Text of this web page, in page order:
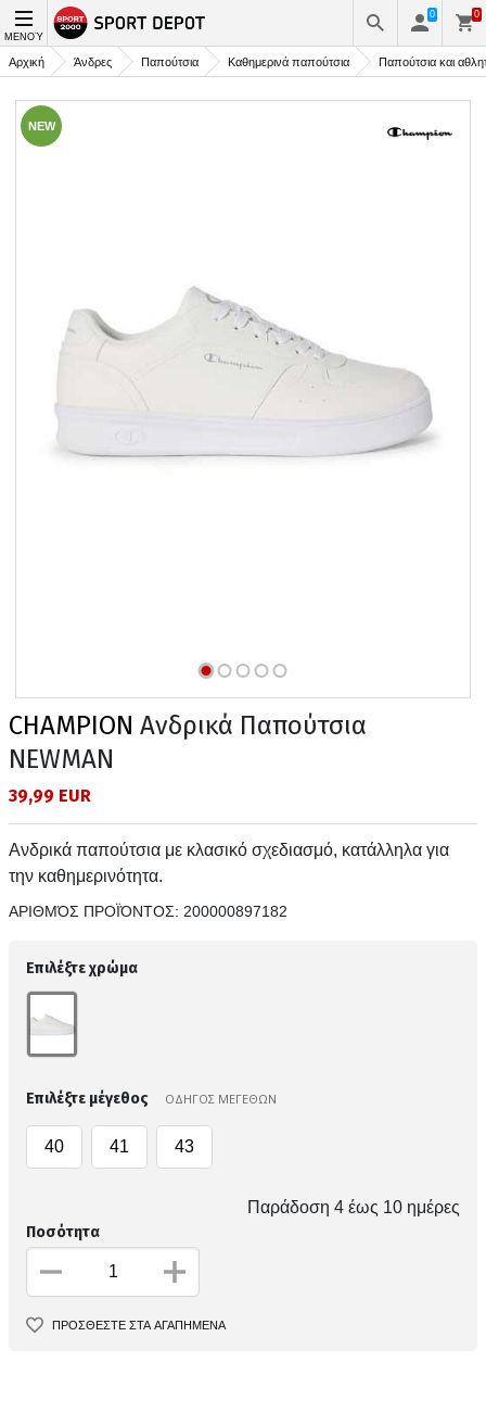
ΜΕΝΟΎ
0 0
Αρχική Άνδρες Παπούτσια Καθημερινά παπούτσια Παπούτσια και
NEW
CHAMPION Ανδρικά Παπούτσια
NEWMAN
39,99 EUR
Ανδρικά παπούτσια με κλασικό σχεδιασμό, κατάλληλα για
την καθημερινότητα.
ΑΡΙΘΜΌΣ ΠΡΟΪΌΝΤΟΣ: 200000897182
Επιλέξτε χρώμα
Επιλέξτε μέγεθος ΟΔΗΓΟΣ ΜΕΓΕΘΩΝ
40 41 43
Παράδοση 4 έως 10 ημέρες
Ποσότητα
ΠΡΟΣΘΕΣΤΕ ΣΤΑ ΑΓΑΠΗΜΕΝΑ